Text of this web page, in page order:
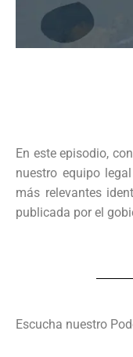
En este episodio,
nuestro equipo
más relevantes
publicada por el
Escucha nuestro